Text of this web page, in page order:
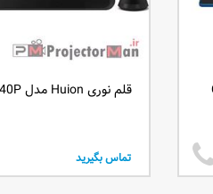
قلم نوری Huion مدل Inspiroy H640P
تماس بگیرید